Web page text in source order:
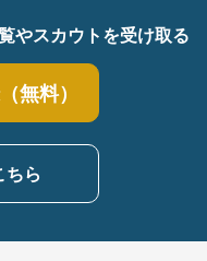
やスカウトを受け取る
無料）
ちら